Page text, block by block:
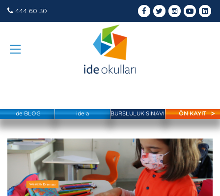
444 60 30
ide BLOG ide a BURSLULUK SINAVI ÖN KAYIT